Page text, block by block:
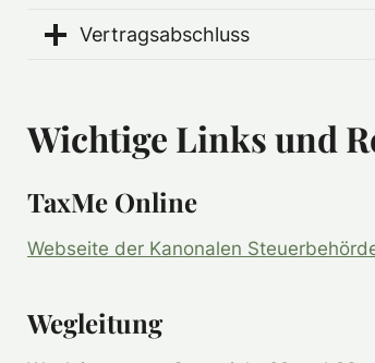
Vertragsabschluss
Wichtige Links und
TaxMe Online
Webseite der Kanonalen
Wegleitung